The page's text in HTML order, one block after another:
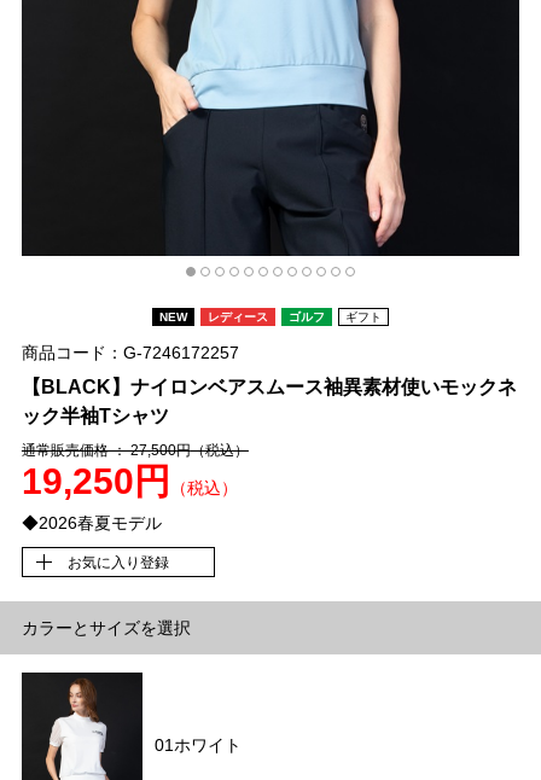
NEW レディース ゴルフ ギフト
商品コード：G-7246172257
【BLACK】ナイロンベアスムース袖異素材使いモックネ
ック半袖Tシャツ
通常販売価格 ： 27,500円（税込）
19,250円
（税込）
◆2026春夏モデル
お気に入り登録
カラーとサイズを選択
01ホワイト